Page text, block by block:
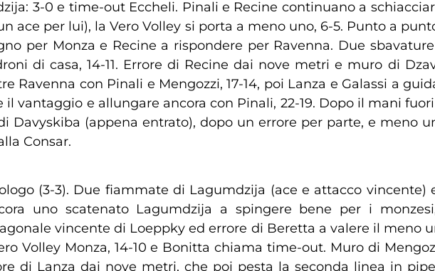
3-0 e time-out Eccheli. Pinali e Recine continuano a
ace per lui), la Vero Volley si porta a meno uno, 6-5. Punto a
per Monza e Recine a rispondere per Ravenna. Due
di casa, 14-11. Errore di Recine dai nove metri e muro di
Ravenna con Pinali e Mengozzi, 17-14, poi Lanza e Galassi a
vantaggio e allungare ancora con Pinali, 22-19. Dopo il mani
Davyskiba (appena entrato), dopo un errore per parte, e meno
Consar.
(3-3). Due fiammate di Lagumdzija (ace e attacco vincente)
uno scatenato Lagumdzija a spingere bene per i
vincente di Loeppky ed errore di Beretta a valere il meno
Volley Monza, 14-10 e Bonitta chiama time-out. Muro di
di Lanza dai nove metri, che poi pesta la seconda linea in